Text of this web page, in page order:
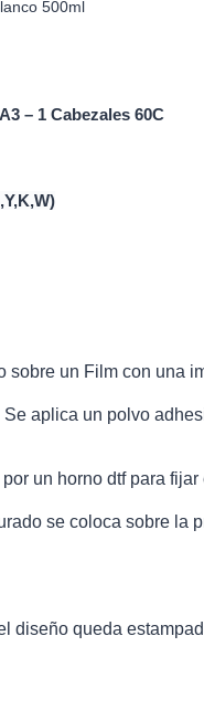
500ml
– 1 Cabezales 60C
sobre un Film con una
Se aplica un polvo
un horno dtf para
se coloca sobre la
diseño queda